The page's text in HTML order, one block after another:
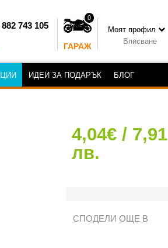
743 105
0
ГАРАЖ
Моят профил
Вписване
ИДЕИ ЗА ПОДАРЪК БЛОГ
4,04€ / 7,91
лв.
СПОДЕЛИ ОЩЕ В